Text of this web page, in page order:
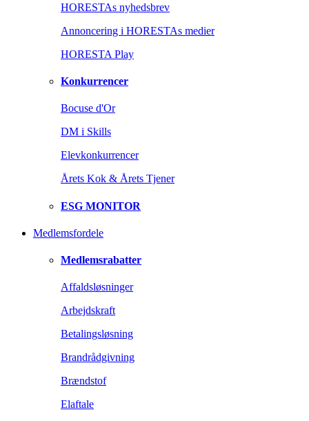
HORESTAs nyhedsbrev
Annoncering i HORESTAs medier
HORESTA Play
Konkurrencer
Bocuse d'Or
DM i Skills
Elevkonkurrencer
Årets Kok & Årets Tjener
ESG MONITOR
Medlemsfordele
Medlemsrabatter
Affaldsløsninger
Arbejdskraft
Betalingsløsning
Brandrådgivning
Brændstof
Elaftale